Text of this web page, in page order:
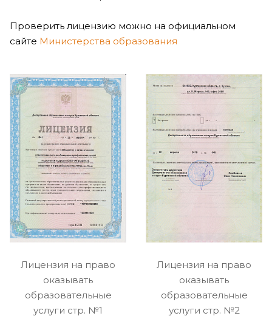
Проверить лицензию можно на официальном
сайте Министерства образования
Лицензия на право
оказывать
образовательные
услуги стр. №1
Лицензия на право
оказывать
образовательные
услуги стр. №2